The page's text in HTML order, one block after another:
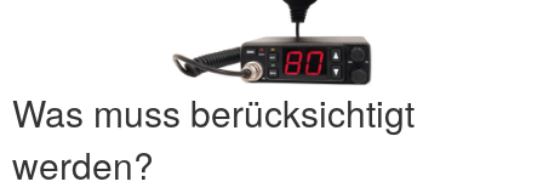
Was muss berücksichtigt
werden?